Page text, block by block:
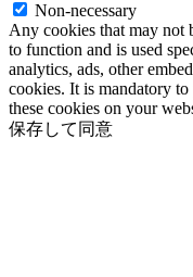
Non-necessary
Any cookies that may not
to function and is used
analytics, ads, other
cookies. It is mandatory
these cookies on your
保存して同意